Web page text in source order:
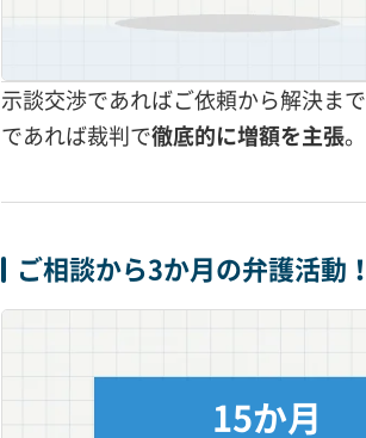
示談交渉であればご依頼から解決まで
であれば裁判で徹底的に増額を主張。
ご相談から3か月の弁護活動！
15か月